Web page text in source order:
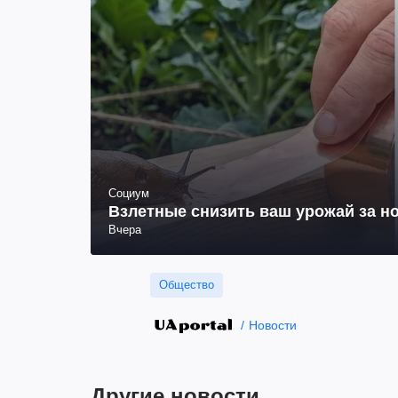
Социум
Взлетные снизить ваш урожай за
Вчера
Общество
Новости